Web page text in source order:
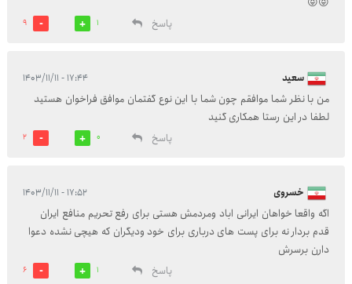
پاسخ
1
9
سعید ۱۷:۴۴ - ۱۴۰۳/۱۱/۱۱
من با نظر شما موافقم چون شما با این نوع گفتمان موافق فراخوان هستید
لطفا در این رستا همکاری گنید
پاسخ
0
2
خسروی ۱۷:۵۲ - ۱۴۰۳/۱۱/۱۱
اگه واقعا خواهان ایرانی اباد ومردمش هستی برای رفع تحریم منافع ایران
قدم بردار نه برای پست های درباری برای خود ودیگران که هیچی نشده دعوا
دارن برسرش
پاسخ
1
6